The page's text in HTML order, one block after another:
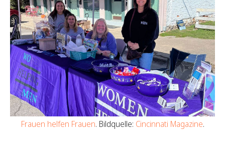
Frauen helfen Frauen. Bildquelle: Cincinnati Magazine.